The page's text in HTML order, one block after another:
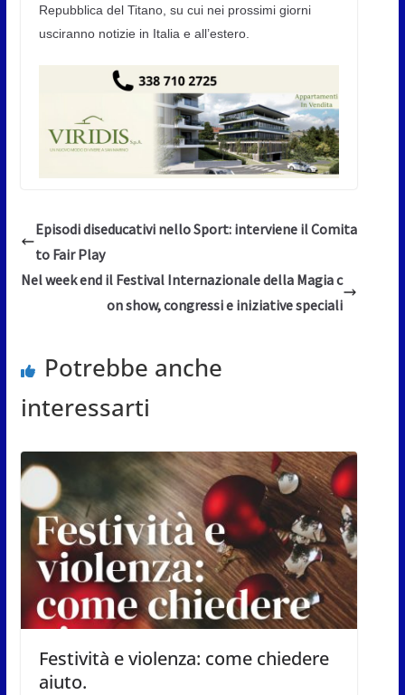
Repubblica del Titano, su cui nei prossimi giorni
usciranno notizie in Italia e all’estero.
Episodi diseducativi nello Sport: interviene il Comita
to Fair Play
Nel week end il Festival Internazionale della Magia c
on show, congressi e iniziative speciali
Potrebbe anche
interessarti
Festività e violenza: come chiedere
aiuto.